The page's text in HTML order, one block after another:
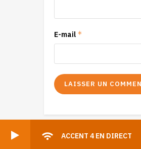
E-mail *
ACCENT 4 EN DIRECT